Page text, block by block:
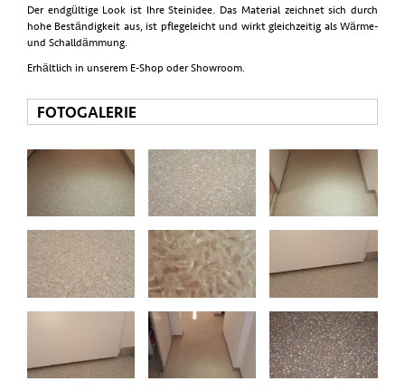
Der endgültige Look ist Ihre Steinidee. Das Material zeichnet sich durch
hohe Beständigkeit aus, ist pflegeleicht und wirkt gleichzeitig als Wärme-
und Schalldämmung.
Erhältlich in unserem E-Shop oder Showroom.
FOTOGALERIE